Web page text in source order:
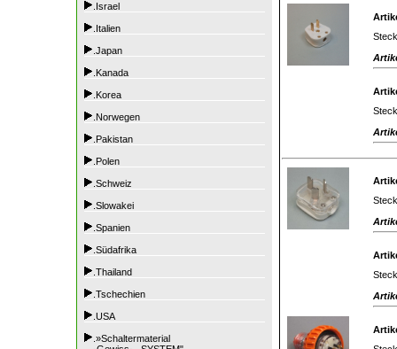
.Israel
.Italien
.Japan
.Kanada
.Korea
.Norwegen
.Pakistan
.Polen
.Schweiz
.Slowakei
.Spanien
.Südafrika
.Thailand
.Tschechien
.USA
.»Schaltermaterial